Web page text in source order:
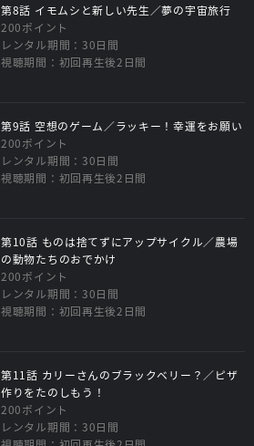
第8話 イモムシと新しい先生／夢の宇宙旅行
200ポイント
レンタル期間：30日間
視聴期間：初回再生後2日間
第9話 空想のゲーム／ラッキー！幸運をお願い
200ポイント
レンタル期間：30日間
視聴期間：初回再生後2日間
第10話 ものは捨てずにアップサイクル／農場
の動物たちのおでかけ
200ポイント
レンタル期間：30日間
視聴期間：初回再生後2日間
第11話 カリーさんのブラックベリー？／ピザ
作りをたのしもう！
200ポイント
レンタル期間：30日間